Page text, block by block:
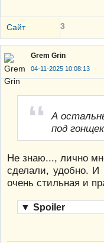
Сайт 3
Grem Grin
04-11-2025 10:08:13
А
под
Не знаю..., лично
сделали, удобно. И
очень стильная и
▼ Spoiler